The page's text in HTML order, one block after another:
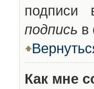
подпись в
Как мне